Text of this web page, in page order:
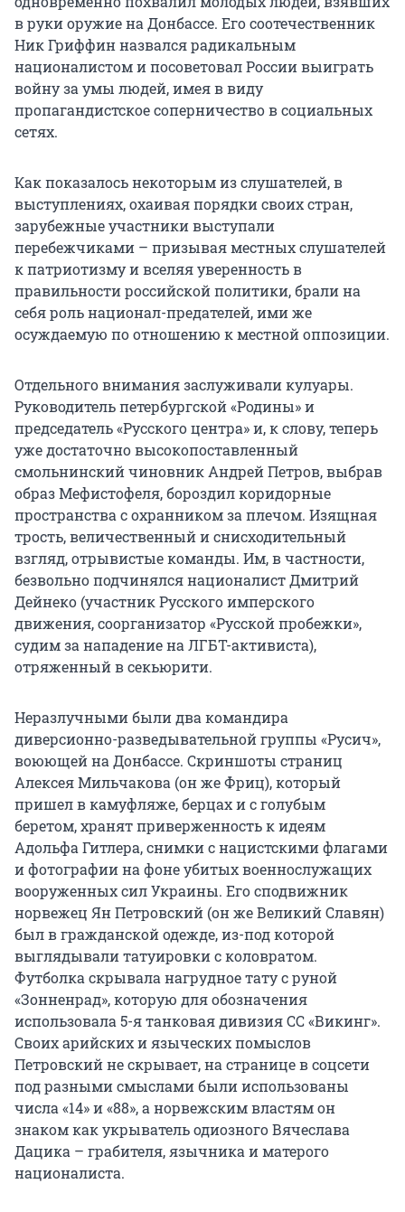
в руки оружие на Донбассе. Его соотечественник
Ник Гриффин назвался радикальным
националистом и посоветовал России выиграть
войну за умы людей, имея в виду
пропагандистское соперничество в социальных
сетях.
Как показалось некоторым из слушателей, в
выступлениях, охаивая порядки своих стран,
зарубежные участники выступали
перебежчиками – призывая местных слушателей
к патриотизму и вселяя уверенность в
правильности российской политики, брали на
себя роль национал-предателей, ими же
осуждаемую по отношению к местной оппозиции.
Отдельного внимания заслуживали кулуары.
Руководитель петербургской «Родины» и
председатель «Русского центра» и, к слову, теперь
уже достаточно высокопоставленный
смольнинский чиновник Андрей Петров, выбрав
образ Мефистофеля, бороздил коридорные
пространства с охранником за плечом. Изящная
трость, величественный и снисходительный
взгляд, отрывистые команды. Им, в частности,
безвольно подчинялся националист Дмитрий
Дейнеко (участник Русского имперского
движения, соорганизатор «Русской пробежки»,
судим за нападение на ЛГБТ-активиста),
отряженный в секьюрити.
Неразлучными были два командира
диверсионно-разведывательной группы «Русич»,
воюющей на Донбассе. Скриншоты страниц
Алексея Мильчакова (он же Фриц), который
пришел в камуфляже, берцах и с голубым
беретом, хранят приверженность к идеям
Адольфа Гитлера, снимки с нацистскими флагами
и фотографии на фоне убитых военнослужащих
вооруженных сил Украины. Его сподвижник
норвежец Ян Петровский (он же Великий Славян)
был в гражданской одежде, из-под которой
выглядывали татуировки с коловратом.
Футболка скрывала нагрудное тату с руной
«Зонненрад», которую для обозначения
использовала 5-я танковая дивизия СС «Викинг».
Своих арийских и языческих помыслов
Петровский не скрывает, на странице в соцсети
под разными смыслами были использованы
числа «14» и «88», а норвежским властям он
знаком как укрыватель одиозного Вячеслава
Дацика – грабителя, язычника и матерого
националиста.